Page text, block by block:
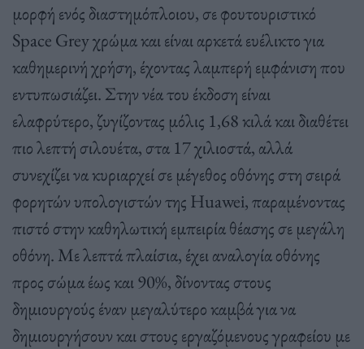
μορφή ενός διαστημόπλοιου, σε φουτουριστικό
Space Grey χρώμα και είναι αρκετά ευέλικτο για
καθημερινή χρήση, έχοντας λαμπερή εμφάνιση που
εντυπωσιάζει. Στην νέα του έκδοση είναι
ελαφρύτερο, ζυγίζοντας μόλις 1,68 κιλά και διαθέτει
πιο λεπτή σιλουέτα, στα 17 χιλιοστά, αλλά
συνεχίζει να κυριαρχεί σε μέγεθος οθόνης στη σειρά
φορητών υπολογιστών της Huawei, παραμένοντας
πιστό στην καθηλωτική εμπειρία θέασης σε μεγάλη
οθόνη. Με λεπτά πλαίσια, έχει αναλογία οθόνης
προς σώμα έως και 90%, δίνοντας στους
δημιουργούς έναν μεγαλύτερο καμβά για να
δημιουργήσουν και στους εργαζόμενους γραφείου με